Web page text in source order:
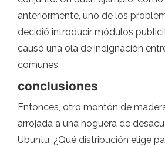
anteriormente, uno de los
decidió introducir módulos
causó una ola de indignación
comunes.
conclusiones
Entonces, otro montón de
arrojada a una hoguera de
Ubuntu. ¿Qué distribución elige